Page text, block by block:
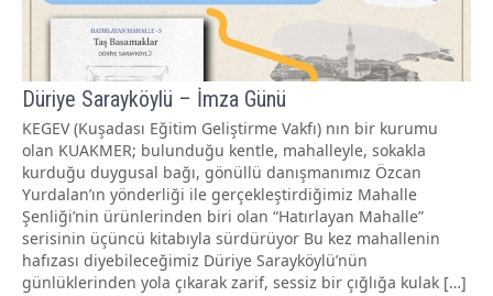
Düriye Sarayköylü – İmza Günü
KEGEV (Kuşadası Eğitim Geliştirme Vakfı) nın bir kurumu
olan KUAKMER; bulunduğu kentle, mahalleyle, sokakla
kurduğu duygusal bağı, gönüllü danışmanımız Özcan
Yurdalan’ın yönderliği ile gerçekleştirdiğimiz Mahalle
Şenliği’nin ürünlerinden biri olan “Hatırlayan Mahalle”
serisinin üçüncü kitabıyla sürdürüyor Bu kez mahallenin
hafızası diyebileceğimiz Düriye Sarayköylü’nün
günlüklerinden yola çıkarak zarif, sessiz bir çığlığa kulak […]